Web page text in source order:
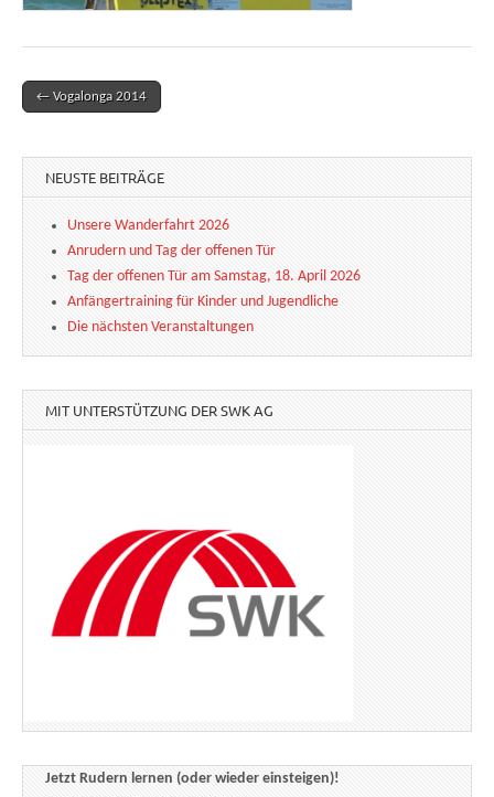
Post navigation
← Vogalonga 2014
NEUSTE BEITRÄGE
Unsere Wanderfahrt 2026
Anrudern und Tag der offenen Tür
Tag der offenen Tür am Samstag, 18. April 2026
Anfängertraining für Kinder und Jugendliche
Die nächsten Veranstaltungen
MIT UNTERSTÜTZUNG DER SWK AG
Jetzt Rudern lernen (oder wieder einsteigen)!